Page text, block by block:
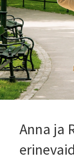
Anna ja